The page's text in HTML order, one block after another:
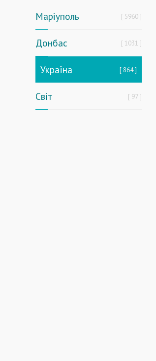
Маріуполь 5960
Донбас 1031
Україна 864
Світ 97